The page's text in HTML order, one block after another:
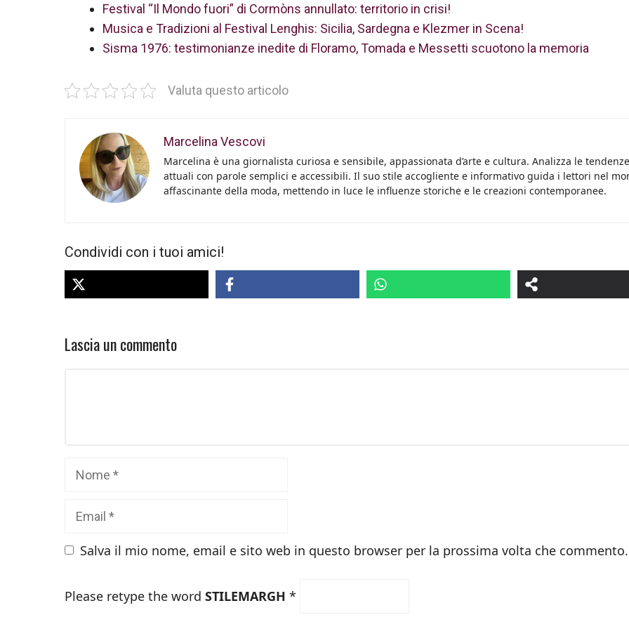
Festival “Il Mondo fuori” di Cormòns annullato: territorio in crisi!
Musica e Tradizioni al Festival Lenghis: Sicilia, Sardegna e Klezmer in Scena!
Sisma 1976: testimonianze inedite di Floramo, Tomada e Messetti scuotono la memoria
Valuta questo articolo
Marcelina Vescovi
Marcelina è una giornalista curiosa e sensibile, appassionata d’arte e cultura. Analizza le tendenze
attuali con parole semplici e accessibili. Il suo stile accogliente e informativo guida i lettori nel
affascinante della moda, mettendo in luce le influenze storiche e le creazioni contemporanee.
Condividi con i tuoi amici!
Lascia un commento
Salva il mio nome, email e sito web in questo browser per la prossima volta che commento.
Please retype the word STILEMARGH *